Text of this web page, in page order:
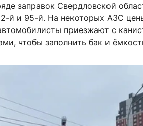
заправок Свердловской
и 95-й. На некоторых АЗС
приезжают с
чтобы заполнить бак и